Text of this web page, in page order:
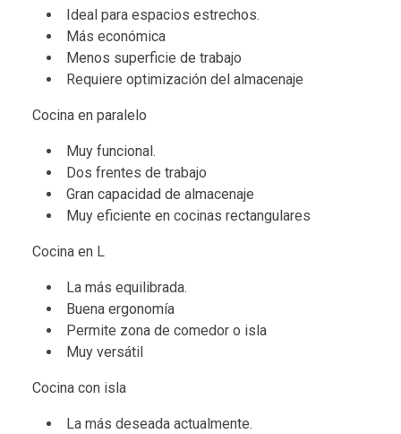
Ideal para espacios estrechos.
Más económica
Menos superficie de trabajo
Requiere optimización del almacenaje
Cocina en paralelo
Muy funcional.
Dos frentes de trabajo
Gran capacidad de almacenaje
Muy eficiente en cocinas rectangulares
Cocina en L
La más equilibrada.
Buena ergonomía
Permite zona de comedor o isla
Muy versátil
Cocina con isla
La más deseada actualmente.